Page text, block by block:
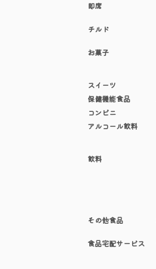
即席
チルド
お菓子
スイーツ
保健機能食品
コンビニ
アルコール飲料
飲料
その他食品
食品宅配サービス